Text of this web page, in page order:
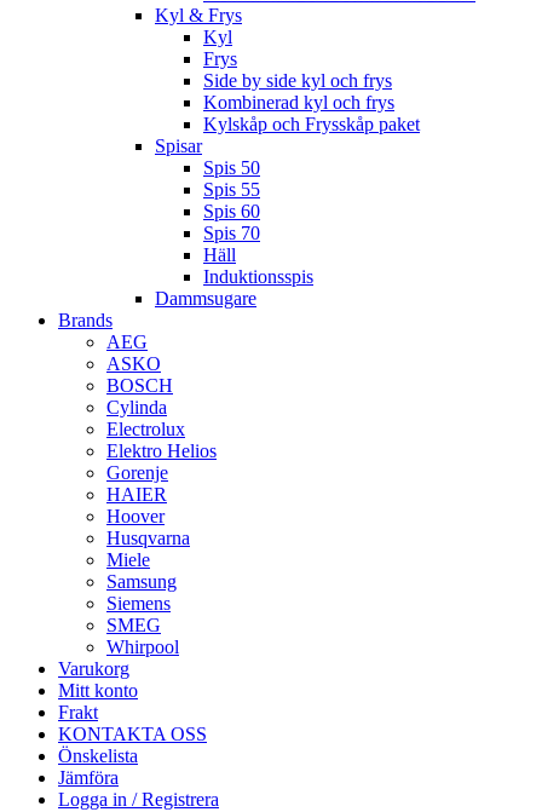
Kyl & Frys
Kyl
Frys
Side by side kyl och frys
Kombinerad kyl och frys
Kylskåp och Frysskåp paket
Spisar
Spis 50
Spis 55
Spis 60
Spis 70
Häll
Induktionsspis
Dammsugare
Brands
AEG
ASKO
BOSCH
Cylinda
Electrolux
Elektro Helios
Gorenje
HAIER
Hoover
Husqvarna
Miele
Samsung
Siemens
SMEG
Whirpool
Varukorg
Mitt konto
Frakt
KONTAKTA OSS
Önskelista
Jämföra
Logga in / Registrera